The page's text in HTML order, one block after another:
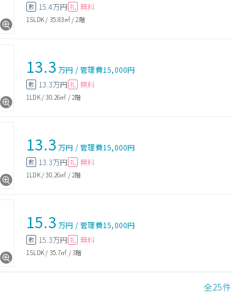
敷 15.4万円 礼 無料
1SLDK / 35.83㎡/ 2階
13.3 万円 /管理費15,000円
敷 13.3万円 礼 無料
1LDK/30.26㎡ / 2階
13.3 万円 /管理費15,000円
敷 13.3万円 礼 無料
1LDK/30.26㎡ / 2階
15.3 万円 /管理費15,000円
敷 15.3万円 礼 無料
1SLDK / 35.7㎡ /3階
全25